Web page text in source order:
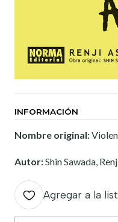
INFORMACIÓN
Nombre original:
Autor:Shin Sawada,
Agregar a la